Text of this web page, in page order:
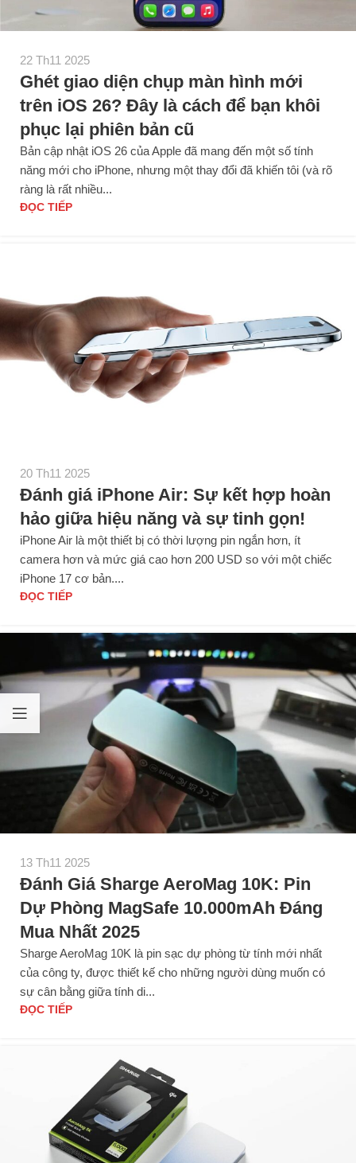
22 Th11 2025
Ghét giao diện chụp màn hình mới
trên iOS 26? Đây là cách để bạn khôi
phục lại phiên bản cũ
Bản cập nhật iOS 26 của Apple đã mang đến một số tính
năng mới cho iPhone, nhưng một thay đổi đã khiến tôi (và rõ
ràng là rất nhiều...
ĐỌC TIẾP
20 Th11 2025
Đánh giá iPhone Air: Sự kết hợp hoàn
hảo giữa hiệu năng và sự tinh gọn!
iPhone Air là một thiết bị có thời lượng pin ngắn hơn, ít
camera hơn và mức giá cao hơn 200 USD so với một chiếc
iPhone 17 cơ bản....
ĐỌC TIẾP
13 Th11 2025
Đánh Giá Sharge AeroMag 10K: Pin
Dự Phòng MagSafe 10.000mAh Đáng
Mua Nhất 2025
Sharge AeroMag 10K là pin sạc dự phòng từ tính mới nhất
của công ty, được thiết kế cho những người dùng muốn có
sự cân bằng giữa tính di...
ĐỌC TIẾP